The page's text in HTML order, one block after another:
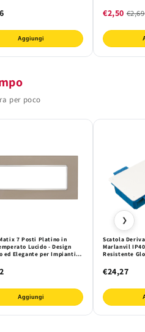
Aggiungi
€2,50 €2,69
per poco
7 Posti Platino in
Lucido - Design
ed Elegante per Impianti
Aggiungi
Scatola
Marlanvil
Resistente
€24,27
❯